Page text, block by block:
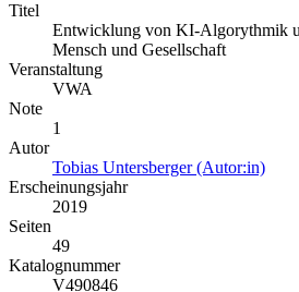
Titel
Entwicklung von KI-Algorythmik
Mensch und Gesellschaft
Veranstaltung
VWA
Note
1
Autor
Tobias Untersberger (Autor:in)
Erscheinungsjahr
2019
Seiten
49
Katalognummer
V490846